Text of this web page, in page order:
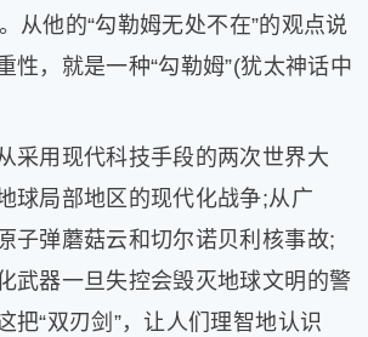
从他的“勾勒姆无处不在”的观点说
性，就是一种“勾勒姆”(犹太神话中
用现代科技手段的两次世界大
球局部地区的现代化战争;从广
子弹蘑菇云和切尔诺贝利核事故;
武器一旦失控会毁灭地球文明的警
“双刃剑”，让人们理智地认识